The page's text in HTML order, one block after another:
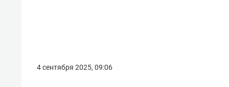
4 сентября 2025, 09:06